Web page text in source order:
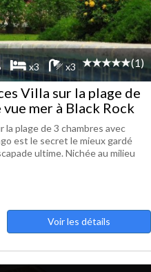
x3 x3 (1)
Villa sur la plage de
mer à Black Rock
la plage de 3 chambres avec
est le secret le mieux gardé
ultime. Nichée au milieu
Voir les détails